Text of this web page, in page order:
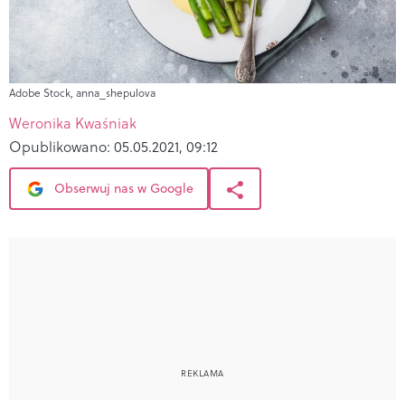
Adobe Stock, anna_shepulova
Weronika Kwaśniak
Opublikowano: 05.05.2021, 09:12
Obserwuj nas w Google